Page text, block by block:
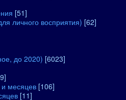
[51]
личного восприятия) [62]
до 2020) [6023]
месяцев [106]
[11]